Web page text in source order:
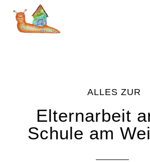
ALLES ZUR
Elternarbeit
Schule am